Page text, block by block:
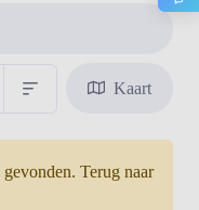
Kaart
Terug naar